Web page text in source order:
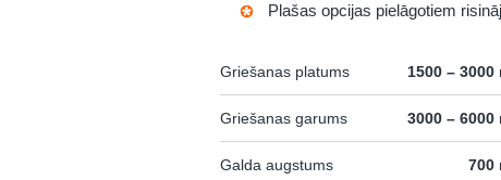
Plašas opcijas pielāgotiem
Griešanas platums 1500 – 3000
Griešanas garums 3000 – 6000
Galda augstums 700